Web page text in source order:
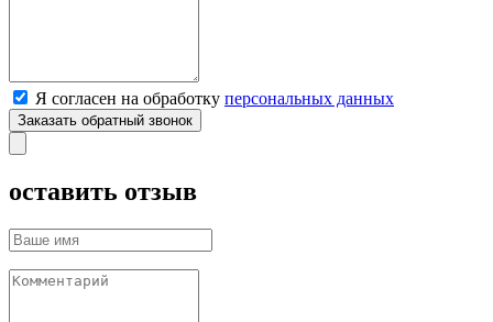
Я согласен на обработку персональных данных
оставить отзыв